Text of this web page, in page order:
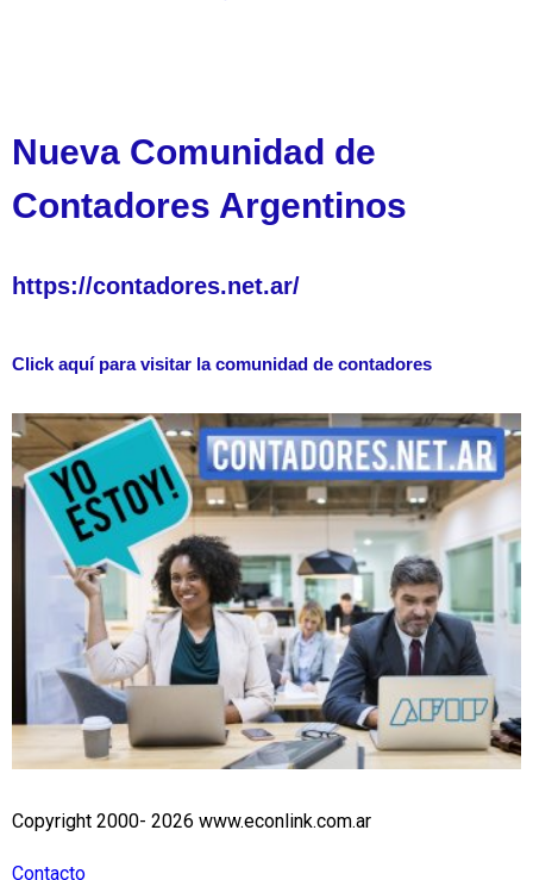
Nueva Comunidad de
Contadores Argentinos
https://contadores.net.ar/
Click aquí para visitar la comunidad de contadores
Copyright 2000- 2026 www.econlink.com.ar
Contacto